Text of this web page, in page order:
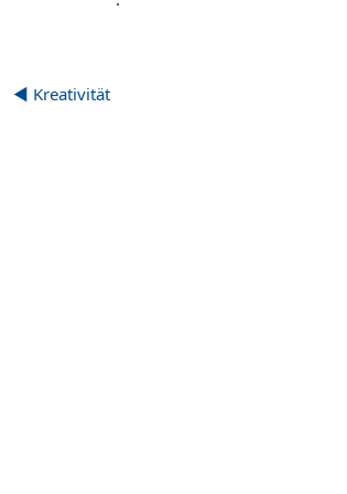
◀︎ Kreativität